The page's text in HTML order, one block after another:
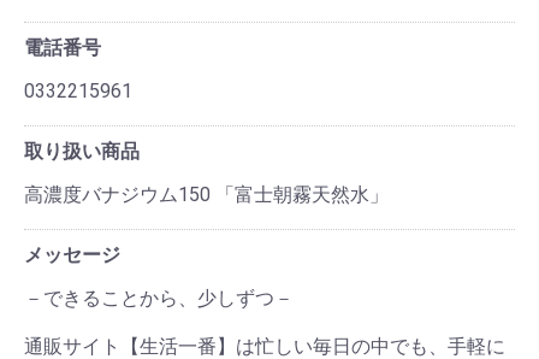
電話番号
0332215961
取り扱い商品
高濃度バナジウム150 「富士朝霧天然水」
メッセージ
－できることから、少しずつ－
通販サイト【生活一番】は忙しい毎日の中でも、手軽に